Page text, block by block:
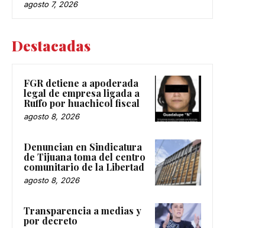
agosto 7, 2026
Destacadas
FGR detiene a apoderada
legal de empresa ligada a
Ruffo por huachicol fiscal
agosto 8, 2026
Denuncian en Sindicatura
de Tijuana toma del centro
comunitario de la Libertad
agosto 8, 2026
Transparencia a medias y
por decreto